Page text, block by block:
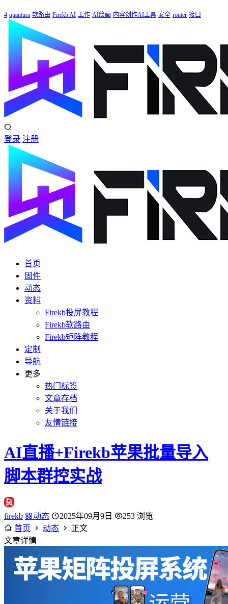
4 quantura 软路由 Firekb AI 工作 AI绘画 内容创作AI工具 安全 router 接口
登录 注册
首页
固件
动态
资料
Firekb投屏教程
Firekb软路由
Firekb矩阵教程
定制
导航
更多
热门标签
文章存档
关于我们
友情链接
AI直播+Firekb苹果批量导入
脚本群控实战
firekb 动态 2025年09月9日
253 浏览
首页
动态
正文
文章详情